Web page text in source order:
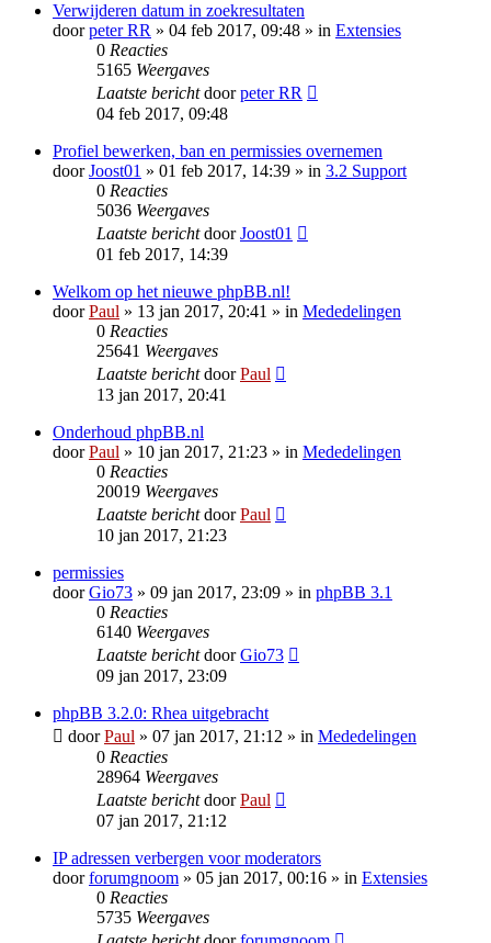
Verwijderen datum in zoekresultaten
doorpeter RR » 04 feb 2017, 09:48 » in Extensies
0 Reacties
5165 Weergaves
Laatste berichtdoorpeter RR
04 feb 2017, 09:48
Profiel bewerken, ban en permissies overnemen
doorJoost01 » 01 feb 2017, 14:39 » in 3.2 Support
0 Reacties
5036 Weergaves
Laatste berichtdoorJoost01
01 feb 2017, 14:39
Welkom op het nieuwe phpBB.nl!
doorPaul » 13 jan 2017, 20:41 » in Mededelingen
0 Reacties
25641 Weergaves
Laatste berichtdoorPaul
13 jan 2017, 20:41
Onderhoud phpBB.nl
doorPaul » 10 jan 2017, 21:23 » in Mededelingen
0 Reacties
20019 Weergaves
Laatste berichtdoorPaul
10 jan 2017, 21:23
permissies
doorGio73 » 09 jan 2017, 23:09 » in phpBB 3.1
0 Reacties
6140 Weergaves
Laatste berichtdoorGio73
09 jan 2017, 23:09
phpBB 3.2.0: Rhea uitgebracht
doorPaul » 07 jan 2017, 21:12 » in Mededelingen
0 Reacties
28964 Weergaves
Laatste berichtdoorPaul
07 jan 2017, 21:12
IP adressen verbergen voor moderators
doorforumgnoom » 05 jan 2017, 00:16 » in Extensies
0 Reacties
5735 Weergaves